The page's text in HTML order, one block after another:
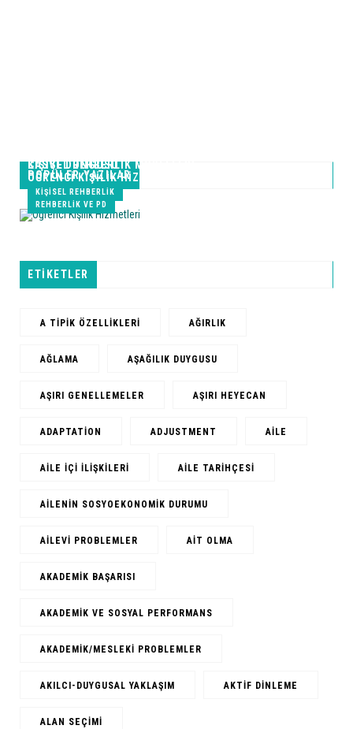
POPÜLER YAZILAR
CASVE DÖNGÜSÜ
CASVE DÖNGÜSÜ
KİŞİSEL REHBERLİK MODELLERİ
KIŞISEL REHBERLIK
ÖĞRENCI KIŞILIK HIZMETLERI
REHBERLIK VE PD
ETİKETLER
A TIPIK ÖZELLIKLERI AĞIRLIK
AĞLAMA AŞAĞILIK DUYGUSU
AŞIRI GENELLEMELER AŞIRI HEYECAN
ADAPTATION ADJUSTMENT AILE
AILE IÇI ILIŞKILERI AILE TARIHÇESI
AILENIN SOSYOEKONOMIK DURUMU
AILEVI PROBLEMLER AIT OLMA
AKADEMIK BAŞARISI
AKADEMIK VE SOSYAL PERFORMANS
AKADEMIK/MESLEKI PROBLEMLER
AKILCI-DUYGUSAL YAKLAŞIM AKTIF DINLEME
ALAN SEÇIMI